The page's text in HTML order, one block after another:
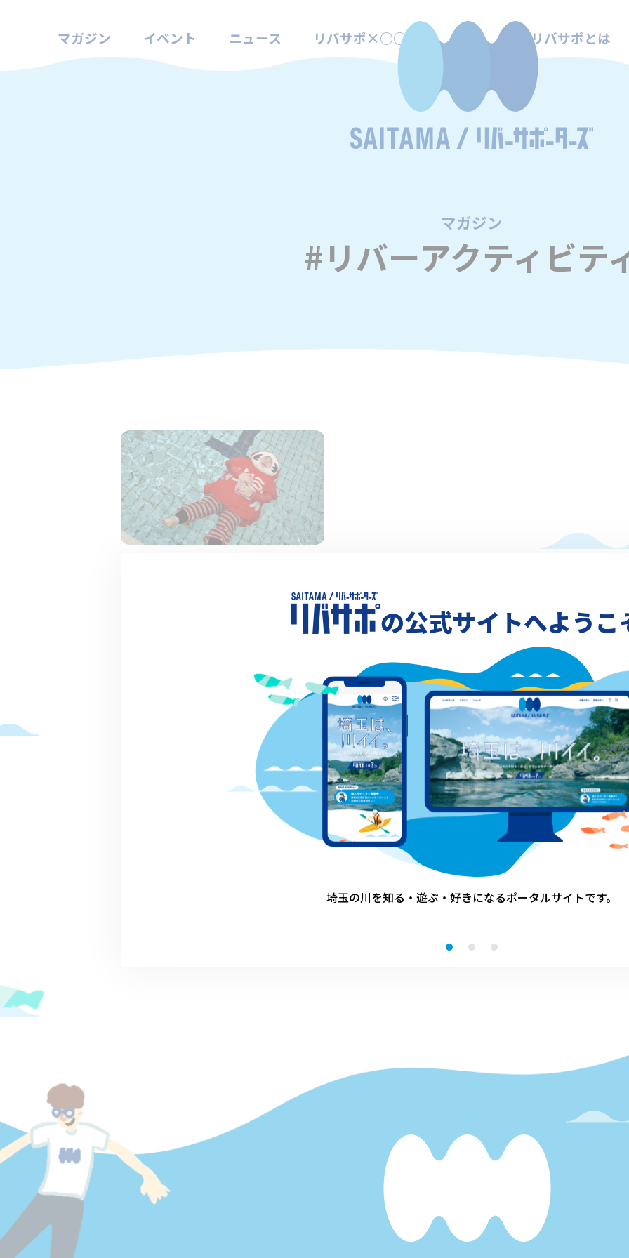
マガジン イベント ニュース リバサポ×○○ リバサポとは
マガジン
/
#リバーアクティビテ
【リバーアクティビティ】命を守
るため「浮く」安心感、着衣水泳
1
の公式サイトへようこ
埼玉の川を知る・遊ぶ・好きになるポータルサイトです。